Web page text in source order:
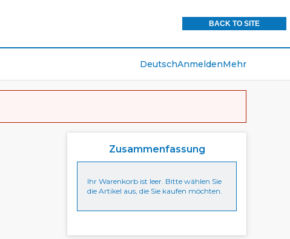
BACK TO SITE
DeutschAnmeldenMehr
Zusammenfassung
Ihr Warenkorb ist leer. Bitte wählen Sie
die Artikel aus, die Sie kaufen möchten.